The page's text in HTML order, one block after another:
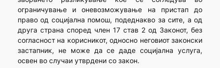
ограничување и оневозможување на пристап до
право од социјална помош, подеднакво за сите, а од
друга страна според член 17 став 2 од Законот, без
согласност на корисникот, односно неговиот законски
застапник, не може да се даде социјална услуга,
освен во случаи утврдени со закон.